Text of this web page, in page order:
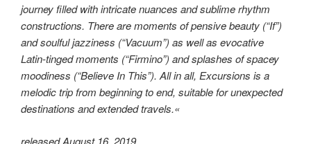
journey filled with intricate nuances and sublime rhythm
constructions. There are moments of pensive beauty (“If”)
and soulful jazziness (“Vacuum”) as well as evocative
Latin-tinged moments (“Firmino”) and splashes of spacey
moodiness (“Believe In This”). All in all, Excursions is a
melodic trip from beginning to end, suitable for unexpected
destinations and extended travels.«
released August 16, 2019